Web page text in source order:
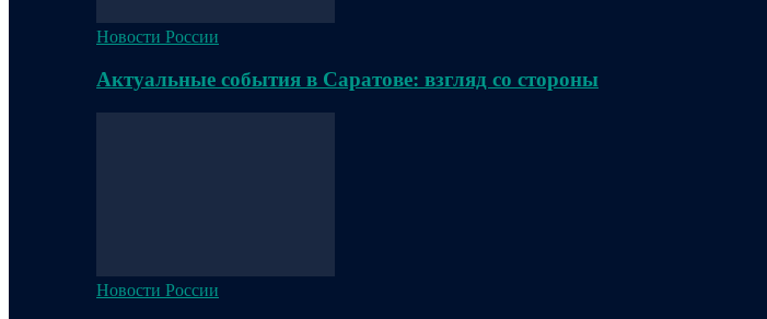
Новости России
Актуальные события в Саратове: взгляд со стороны
Новости России